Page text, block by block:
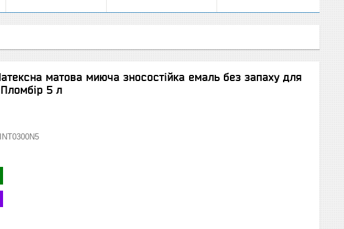
матова миюча зносостійка емаль без запаху для
Пломбір 5 л
INT0300N5